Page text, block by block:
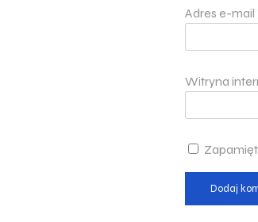
Adres e-mail
Witryna